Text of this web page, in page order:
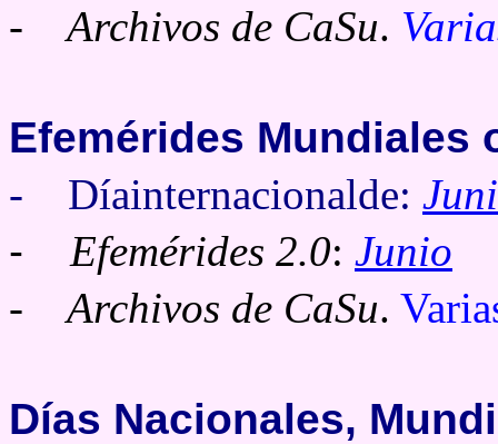
- Archivos de CaSu.
Efemérides Mundiales
- Díainternacionalde:
-
Efemérides 2.0: Junio
- Archivos de CaSu.
Días Nacionales,